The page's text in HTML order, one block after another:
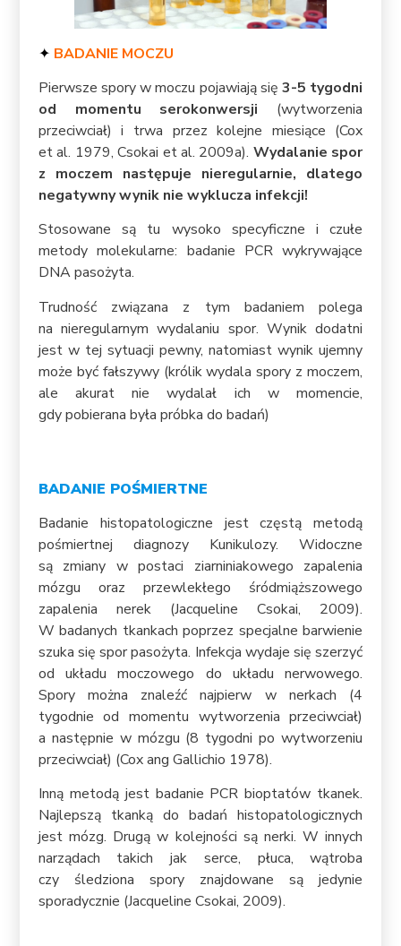
✦ BADANIE MOCZU
Pierwsze spory w moczu pojawiają się3-5 tygodni
od momentu serokonwersji (wytworzenia
przeciwciał) i trwa przez kolejne miesiące (Cox
et al. 1979, Csokai et al. 2009a). Wydalanie spor
z moczem następuje nieregularnie, dlatego
negatywny wynik nie wyklucza infekcji!
Stosowane są tu wysoko specyficzne i czułe
metody molekularne: badanie PCR wykrywające
DNA pasożyta.
Trudność związana z tym badaniem polega
na nieregularnym wydalaniu spor. Wynik dodatni
jest w tej sytuacji pewny, natomiast wynik ujemny
może być fałszywy (królik wydala spory z moczem,
ale akurat nie wydalał ich w momencie,
gdy pobierana była próbka do badań)
BADANIE POŚMIERTNE
Badanie histopatologiczne jest częstą metodą
pośmiertnej diagnozy Kunikulozy. Widoczne
są zmiany w postaci ziarniniakowego zapalenia
mózgu oraz przewlekłego śródmiąższowego
zapalenia nerek (Jacqueline Csokai, 2009).
W badanych tkankach poprzez specjalne barwienie
szuka się spor pasożyta. Infekcja wydaje się szerzyć
od układu moczowego do układu nerwowego.
Spory można znaleźć najpierw w nerkach (4
tygodnie od momentu wytworzenia przeciwciał)
a następnie w mózgu (8 tygodni po wytworzeniu
przeciwciał) (Cox ang Gallichio 1978).
Inną metodą jest badanie PCR bioptatów tkanek.
Najlepszą tkanką do badań histopatologicznych
jest mózg. Drugą w kolejności są nerki. W innych
narządach takich jak serce, płuca, wątroba
czy śledziona spory znajdowane są jedynie
sporadycznie (Jacqueline Csokai, 2009).